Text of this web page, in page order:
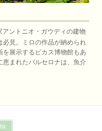
ントニオ・ガウディの建物
必見。ミロの作品が納められ
展示するピカス博物館もあ
恵まれたバルセロナは、魚介